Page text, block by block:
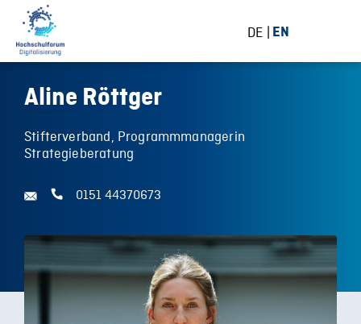
DE EN
Aline Röttger
Stifterverband, Programmmanagerin
Strategieberatung
0151 44370673